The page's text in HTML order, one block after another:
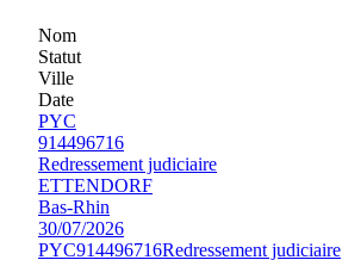
Nom
Statut
Ville
Date
PYC
914496716
Redressement judiciaire
ETTENDORF
Bas-Rhin
30/07/2026
PYC914496716Redressement judiciaire